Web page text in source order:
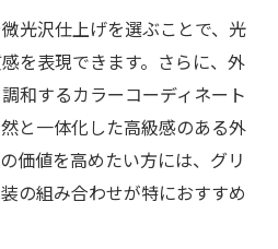
光沢仕上げを選ぶことで、光
を表現できます。さらに、外
和するカラーコーディネート
と一体化した高級感のある外
価値を高めたい方には、グリ
の組み合わせが特におすすめ